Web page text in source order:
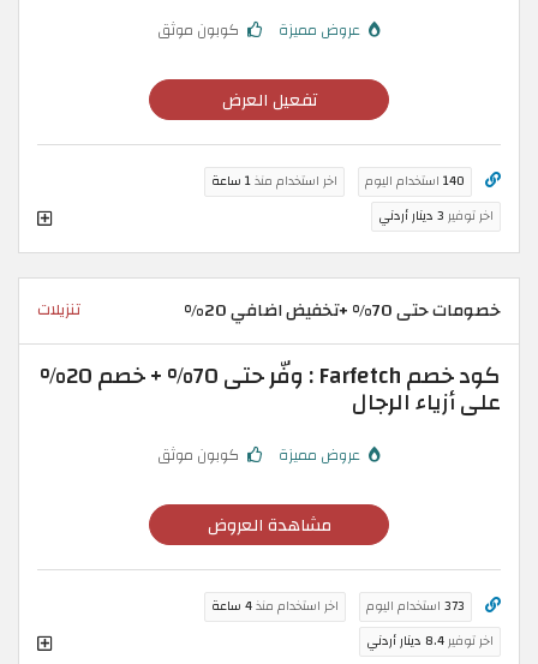
عروض مميزة كوبون موثق
تفعيل العرض
140 استخدام اليوم اخر استخدام منذ1 ساعة
اخر توفير 3 دينار أردني
خصومات حتى 70% +تخفيض اضافي 20% تنزيلات
كود خصم Farfetch : وفّر حتى 70% + خصم 20%
على أزياء الرجال
عروض مميزة كوبون موثق
مشاهدة العروض
373 استخدام اليوم اخر استخدام منذ4 ساعة
اخر توفير8.4 دينار أردني